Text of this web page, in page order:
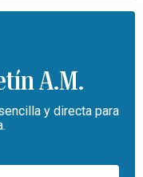
A.M.
y directa para